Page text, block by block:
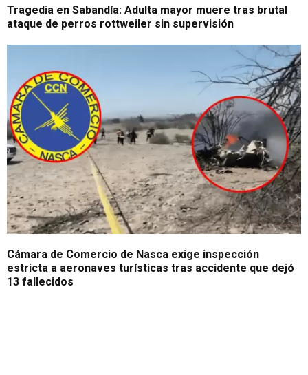
Tragedia en Sabandía: Adulta mayor muere tras brutal
ataque de perros rottweiler sin supervisión
Cámara de Comercio de Nasca exige inspección
estricta a aeronaves turísticas tras accidente que dejó
13 fallecidos